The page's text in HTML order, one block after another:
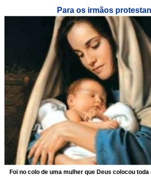
Para os irmãos
Foi no colo de uma mulher que Deus colocou